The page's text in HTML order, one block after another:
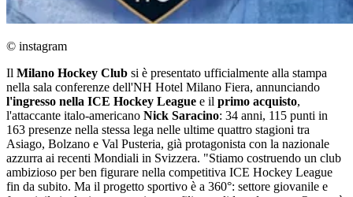
© instagram
Il Milano Hockey Club si è presentato ufficialmente alla stampa
nella sala conferenze dell'NH Hotel Milano Fiera, annunciando
l'ingresso nella ICE Hockey League e il primo acquisto,
l'attaccante italo-americano Nick Saracino: 34 anni, 115 punti in
163 presenze nella stessa lega nelle ultime quattro stagioni tra
Asiago, Bolzano e Val Pusteria, già protagonista con la nazionale
azzurra ai recenti Mondiali in Svizzera. "Stiamo costruendo un club
ambizioso per ben figurare nella competitiva ICE Hockey League
fin da subito. Ma il progetto sportivo è a 360°: settore giovanile e